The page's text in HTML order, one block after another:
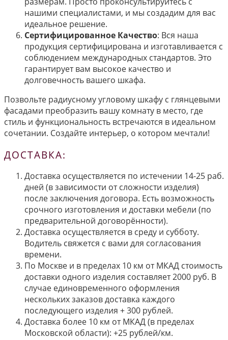
нашими специалистами, и мы создадим для вас
идеальное решение.
Сертифицированное Качество: Вся наша
продукция сертифицирована и изготавливается с
соблюдением международных стандартов. Это
гарантирует вам высокое качество и
долговечность вашего шкафа.
Позвольте радиусному угловому шкафу с глянцевыми
фасадами преобразить вашу комнату в место, где
стиль и функциональность встречаются в идеальном
сочетании. Создайте интерьер, о котором мечтали!
ДОСТАВКА:
Доставка осуществляется по истечении 14-25 раб.
дней (в зависимости от сложности изделия)
после заключения договора. Есть возможность
срочного изготовления и доставки мебели (по
предварительной договорённости).
Доставка осуществляется в среду и субботу.
Водитель свяжется с вами для согласования
времени.
По Москве и в пределах 10 км от МКАД стоимость
доставки одного изделия составляет 2000 руб. В
случае единовременного оформления
нескольких заказов доставка каждого
последующего изделия + 300 рублей.
Доставка более 10 км от МКАД (в пределах
Московской области): +25 рублей/км.